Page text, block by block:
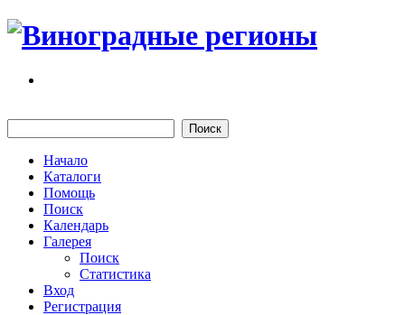
Начало
Каталоги
Помощь
Поиск
Календарь
Галерея
Поиск
Статистика
Вход
Регистрация